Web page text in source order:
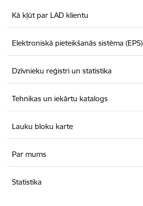
Kā kļūt par LAD klientu
Elektroniskā pieteikšanās sistēma (EPS)
Dzīvnieku reģistri un statistika
Tehnikas un iekārtu katalogs
Lauku bloku karte
Par mums
Statistika